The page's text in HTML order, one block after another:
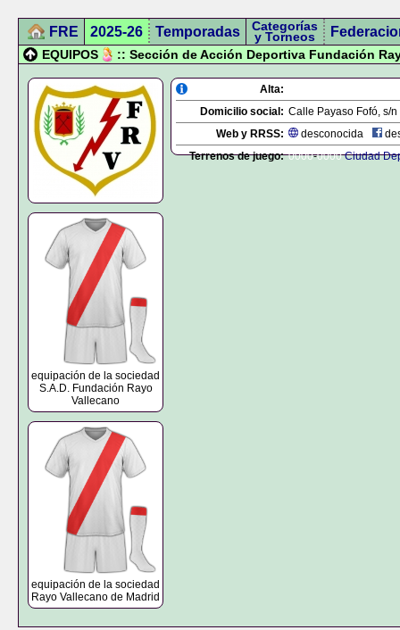
FRE 2025-26 Temporadas Categorías
y Torneos
EQUIPOS :: Sección de Acción Deportiva Fundación
equipación de la sociedad
S.A.D. Fundación Rayo
Vallecano
equipación de la sociedad
Rayo Vallecano de Madrid
Alta:
Domicilio social: Calle Payaso Fofó, s/
Web y RRSS:
desconocida
Terrenos de juego: 0000-0000 Ciudad